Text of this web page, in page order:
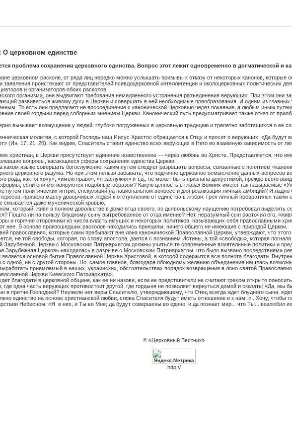
О церковном единстве
проблема сохранения церковного единства. Вопрос этот лежит одновременно в догматической и
церковном расколе, от ряда лиц нередко можно услышать призывы к отказу от некоторых канонов,
проистекают от представителей псевдоцерковной интеллигенции и околоцерковных политических
и организаторов обоих расколов.
организма, они выдвигают требования немедленного устранения разъединения верующих. При этом они
развиваться живому духу в Церкви и совершать в ней необходимые преобразования. И одним из главных
То есть они предлагают не воссоединение с канонической Церковью через покаяние, а любым иным
своей гордыни перед соборным мнением Церкви. Канонический путь предусматривает также отказ от
вызывает возмущение у людей, глубоко погруженных в церковную традицию и трепетно заботящихся о ее
молитва, с которой Господь наш Иисус Христос обращается к Отцу и просит о верующих: «Да
(Ин. 17: 21, 26). Как видим, Спаситель ставит единство всех верующих в Него во взаимную зависимость от
христиан, в Церкви присутствует единение нравственное — через любовь во Христе. Представляется, что
вопросы, касающиеся сферы сохранения единства Церкви.
языке совершать богослужение, каким путем следует разрешать вопросы, связанные с понятием
церковного разума. Но при этом нельзя забывать, что подлинно церковное осмысление данных вопросов
рода, как «я хочу», «имею право», «я заслужил» и т.д., не может быть признана допустимой, прежде всего
если они мотивируются подобным образом? Какую ценность в глазах Божиих имеют так называемые
путем политических интриг, спекуляций на национальном вопросе и для реализации личных амбиций? И
привела массу доверчивых людей к отступлению от единства в любви. Грех личный превратился
смывается даже мученической кровью.
который, живя в полном довольстве в доме отца своего, по дьявольскому наущению потребовал выделить
Пошло ли на пользу блудному сыну вытребованное от отца имение? Нет, неразумный сын расточил его,
и горячие сторонники из числа власть имущих и некоторых политиков, называющих себя православными
нее. В основе произошедших расколов находились принципы, ничего общего не имеющие с природой Церкви.
православия», которые сами пребывают вне лона канонической Православной Церкви, утверждают, что
не той свободы, которая, по слову апостола, дается с познанием Истины, а той «свободы», которая
Церкви с Московским Патриархатом должны учиться те современные влиятельные политики и
Зарубежная Церковь находилась в разрыве с Московским Патриархатом, что было вызвано последствиями
основой бытия Православной Церкви Христовой, в которой содержится вся полнота благодати.
одной, ни с другой стороны. Но, самое главное, благодаря обоюдному желанию объединения нашлась
приемлемый в наших, украинских, обстоятельствах порядок возвращения в лоно святой
Церкви Киевского Патриархата».
благодати в церковной общине, как ее ни назови, если ее представители не считают грехом открыто
одна часть верующих противостоит другой, где гордыня не позволяет вернуться домой и сказать: «Да,
в притче Господней? Неужели нет веры Спасителю, утверждающему, что Отец всегда ждет блудного сына,
единство на основе христианской любви, слова Спасителя будут иметь отношение и к нам: «...Хочу,
Небесном: «Я в них, и Ты во Мне; да будут совершены во едино, и да познает мир... что Ты... возлюбил
© «Церковный Вестник»
http://